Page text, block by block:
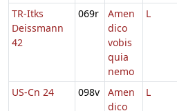
TR-Itks
Deissmann
42
069r
Amen
dico
vobis
quia
nemo
L
US-Cn 24 098v
Amen
dico
L